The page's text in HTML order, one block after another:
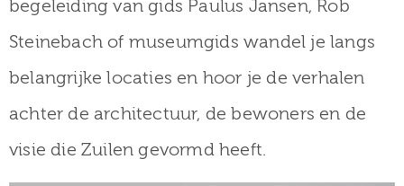
Zuilen
begeleiding van gids Paulus Jansen, Rob
Steinebach of museumgids wandel je langs
belangrijke locaties en hoor je de verhalen
achter de architectuur, de bewoners en de
visie die Zuilen gevormd heeft.